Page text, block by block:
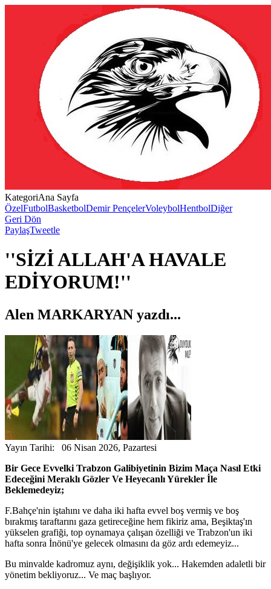
KategoriAna Sayfa
ÖzelFutbolBasketbolDemir PençelerVoleybolHentbolDiğer
Geri Dön
PaylaşTweetle
''SİZİ ALLAH'A HAVALE
EDİYORUM!''
Alen MARKARYAN yazdı...
Yayın Tarihi: 06 Nisan 2026, Pazartesi
Bir Gece Evvelki Trabzon Galibiyetinin Bizim Maça Nasıl Etki
Edeceğini Meraklı Gözler Ve Heyecanlı Yürekler İle
Beklemedeyiz;
F.Bahçe'nin iştahını ve daha iki hafta evvel boş vermiş ve boş
bırakmış taraftarını gaza getireceğine hem fikiriz ama, Beşiktaş'ın
yükselen grafiği, top oynamaya çalışan özelliği ve Trabzon'un iki
hafta sonra İnönü'ye gelecek olmasını da göz ardı edemeyiz...
Bu minvalde kadromuz aynı, değişiklik yok... Hakemden adaletli bir
yönetim bekliyoruz... Ve maç başlıyor.